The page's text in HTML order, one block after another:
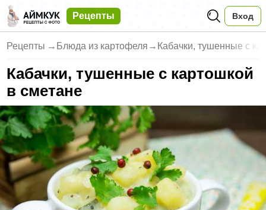
Рецепты Вход
Рецепты → Блюда из картофеля → Кабачки, тушенные с
Кабачки, тушенные с картошкой
в сметане